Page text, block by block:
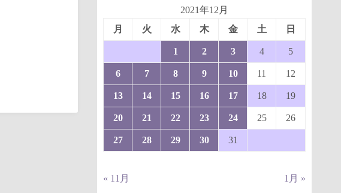
2021年12月
月
火 水 木 金 土 日
1 2 3 4 5
6 7 8 9 10 11 12
13 14 15 16 17 18 19
20 21 22 23 24 25 26
27 28 29 30 31
« 11月 1月 »